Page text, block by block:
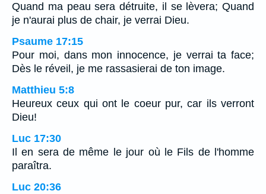
Quand ma peau sera détruite, il se lèvera; Quand
je n'aurai plus de chair, je verrai Dieu.
Psaume 17:15
Pour moi, dans mon innocence, je verrai ta face;
Dès le réveil, je me rassasierai de ton image.
Matthieu 5:8
Heureux ceux qui ont le coeur pur, car ils verront
Dieu!
Luc 17:30
Il en sera de même le jour où le Fils de l'homme
paraîtra.
Luc 20:36